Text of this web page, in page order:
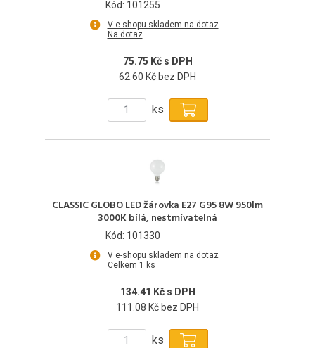
Kód: 101255
V e-shopu skladem na dotaz
Na dotaz
75.75 Kč s DPH
62.60 Kč bez DPH
ks
CLASSIC GLOBO LED žárovka E27 G95 8W 950lm
3000K bílá, nestmívatelná
Kód: 101330
V e-shopu skladem na dotaz
Celkem 1 ks
134.41 Kč s DPH
111.08 Kč bez DPH
ks